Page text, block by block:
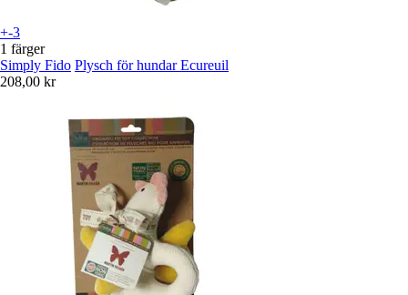
+-3
1 färger
Simply Fido Plysch för hundar Ecureuil
208,00 kr